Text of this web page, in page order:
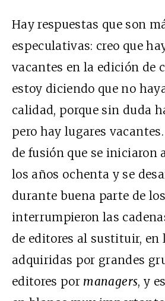
Hay respuestas que son
especulativas: creo que
vacantes en la edición de
estoy diciendo que no
calidad, porque sin duda
pero hay lugares
de fusión que se iniciaron
los años ochenta y se
durante buena parte de
interrumpieron las
de editores al sustituir, en
adquiridas por grandes
editores por managers, y